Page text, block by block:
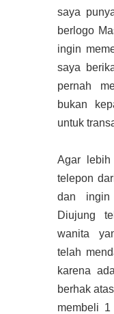
saya
berlogo
ingin
saya
pernah
bukan
untuk
Agar lebih
telepon
dan ingin
Diujung
wanita
telah
karena
berhak
membeli